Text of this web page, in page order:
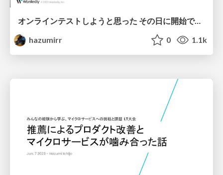
オンラインテストしようと思った その日に開始できる環境を目指して
hazumirr
0 1.1k